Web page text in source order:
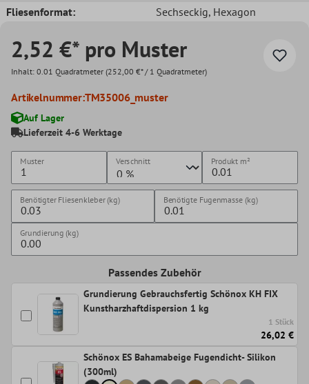
Fliesenformat:
Sechseckig, Hexagon
2,52 €* pro Muster
Inhalt: 0.01 Quadratmeter (252,00 €* / 1 Quadratmeter)
Artikelnummer:TM35006_muster
Auf Lager
Lieferzeit 4-6 Werktage
Muster Verschnitt Produkt m²
Benötigter Fliesenkleber (kg) Benötigte Fugenmasse (kg)
Grundierung (kg)
Passendes Zubehör
Grundierung Gebrauchsfertig Schönox KH FIX
Kunstharzhaftdispersion 1 kg
1 Stück
26,02 €
Schönox ES Bahamabeige Fugendicht- Silikon
(300ml)